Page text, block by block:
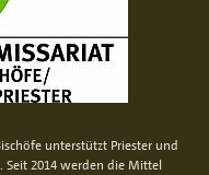
unterstützt Priester und
2014 werden die Mittel